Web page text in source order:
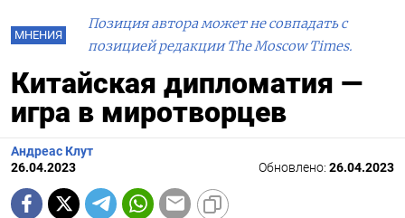
МНЕНИЯ
Позиция автора может не совпадать с
позицией редакции The Moscow Times.
Китайская дипломатия —
игра в миротворцев
Андреас Клут
26.04.2023
Обновлено: 26.04.2023